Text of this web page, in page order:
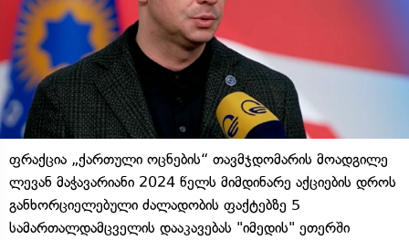
ფრაქცია „ქართული ოცნების“ თავმჯდომარის მოადგილე
ლევან მაჭავარიანი 2024 წელს მიმდინარე აქციების დროს
განხორციელებული ძალადობის ფაქტებზე 5
სამართალდამცველის დააკავებას "იმედის" ეთერში